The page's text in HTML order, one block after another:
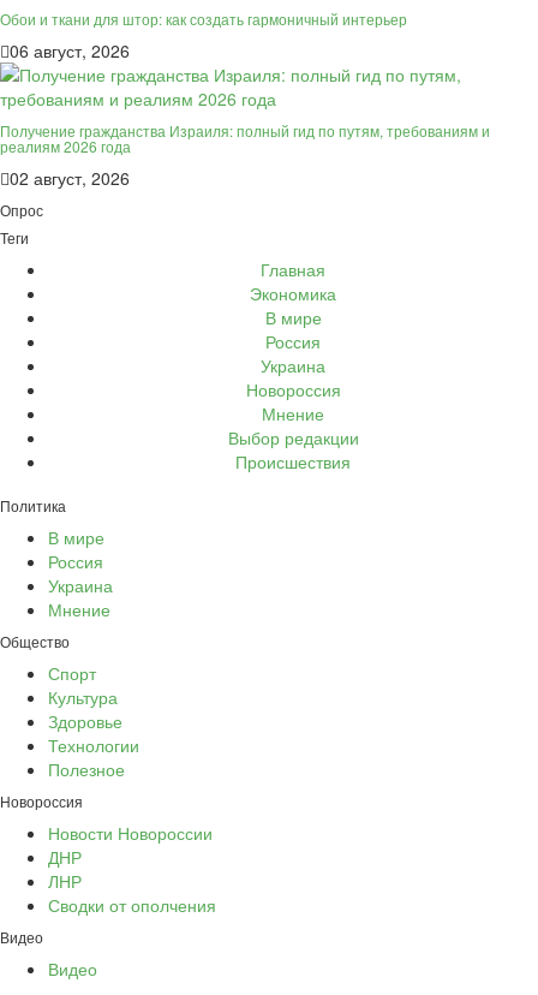
Обои и ткани для штор: как создать гармоничный интерьер
06 август, 2026
Получение гражданства Израиля: полный гид по путям, требованиям и
реалиям 2026 года
02 август, 2026
Опрос
Теги
Главная
Экономика
В мире
Россия
Украина
Новороссия
Мнение
Выбор редакции
Происшествия
Политика
В мире
Россия
Украина
Мнение
Общество
Спорт
Культура
Здоровье
Технологии
Полезное
Новороссия
Новости Новороссии
ДНР
ЛНР
Сводки от ополчения
Видео
Видео